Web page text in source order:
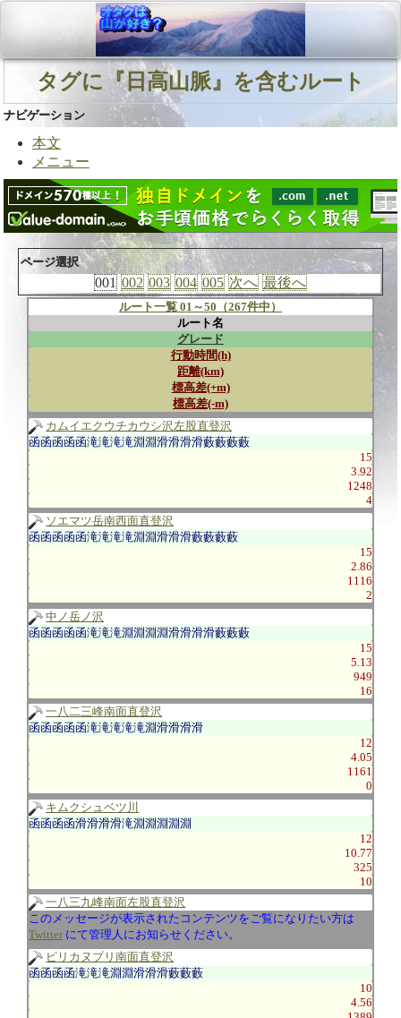
タグに『日高山脈』を含むルート
ナビゲーション
本文
メニュー
ページ選択
001 002 003 004 005 次へ 最後へ
ルート一覧 01～50（267件中）
ルート名
グレード
行動時間(h)
距離(km)
標高差(+m)
標高差(-m)
カムイエクウチカウシ沢左股直登沢
函函函函函滝滝滝滝淵淵滑滑滑滑藪藪藪藪
15
3.92
1248
4
ソエマツ岳南西面直登沢
函函函函函滝滝滝滝淵淵滑滑滑藪藪藪藪
15
2.86
1116
2
中ノ岳ノ沢
函函函函函滝滝滝淵淵淵淵滑滑滑滑藪藪藪
15
5.13
949
16
一八二三峰南面直登沢
函函函函函滝滝滝滝滝淵滑滑滑滑
12
4.05
1161
0
キムクシュベツ川
函函函函滑滑滑滑滝淵淵淵淵淵
12
10.77
325
10
一八三九峰南面左股直登沢
このメッセージが表示されたコンテンツをご覧になりたい方は
Twitter にて管理人にお知らせください。
ピリカヌプリ南面直登沢
函函函函滝滝滝淵淵滑滑滑藪藪藪
10
4.56